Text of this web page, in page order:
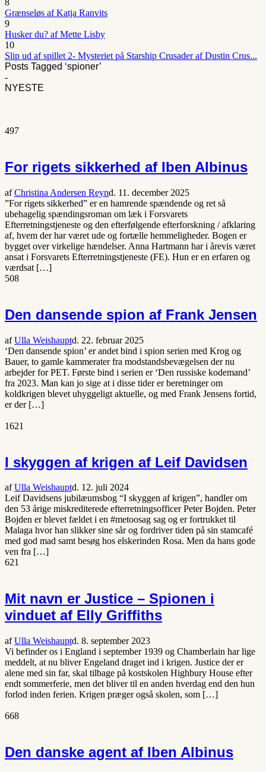
8
Grænseløs af Katja Ranvits
9
Husker du? af Mette Lisby
10
Slip ud af spillet 2- Mysteriet på Starship Crusader af Dustin Crus...
Posts Tagged ‘spioner’
-
NYESTE
497
For rigets sikkerhed af Iben Albinus
afChristina Andersen Reynd. 11. december 2025
”For rigets sikkerhed” er en hamrende spændende og ret så
ubehagelig spændingsroman om læk i Forsvarets
Efterretningstjeneste og den efterfølgende efterforskning / afklaring
af, hvem der har været ude og fortælle hemmeligheder. Bogen er
bygget over virkelige hændelser. Anna Hartmann har i årevis været
ansat i Forsvarets Efterretningstjeneste (FE). Hun er en erfaren og
værdsat […]
508
Den dansende spion af Frank Jensen
afUlla Weishauptd. 22. februar 2025
‘Den dansende spion’ er andet bind i spion serien med Krog og
Bauer, to gamle kammerater fra modstandsbevægelsen der nu
arbejder for PET. Første bind i serien er ‘Den russiske kodemand’
fra 2023. Man kan jo sige at i disse tider er beretninger om
koldkrigen blevet uhyggeligt aktuelle, og med Frank Jensens fortid,
er der […]
1621
I skyggen af krigen af Leif Davidsen
afUlla Weishauptd. 12. juli 2024
Leif Davidsens jubilæumsbog “I skyggen af krigen”, handler om
den 53 årige miskrediterede efterretningsofficer Peter Bojden. Peter
Bojden er blevet fældet i en #metoosag sag og er fortrukket til
Malaga hvor han slikker sine sår og fordriver tiden på sin stamcafé
med god mad samt besøg hos elskerinden Rosa. Men da hans gode
ven fra […]
621
Mit navn er Justice – Spionen i
vinduet af Elly Griffiths
afUlla Weishauptd. 8. september 2023
Vi befinder os i England i september 1939 og Chamberlain har lige
meddelt, at nu bliver Engeland draget ind i krigen. Justice der er
alene med sin far, skal tilbage på kostskolen Highbury House efter
endt sommerferie, men det bliver til en anden hverdag end den hun
forlod inden ferien. Krigen præger også skolen, som […]
668
Den danske agent af Iben Albinus